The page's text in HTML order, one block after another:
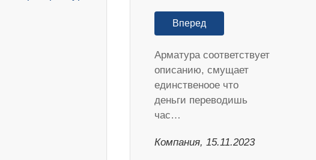
Вперед
Арматура соответствует
описанию, смущает
единственоое что
деньги переводишь
час…
Компания, 15.11.2023